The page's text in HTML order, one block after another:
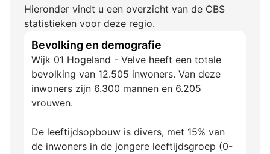
Hieronder vindt u een overzicht van de CBS
statistieken voor deze regio.
Bevolking en demografie
Wijk 01 Hogeland - Velve heeft een totale
bevolking van 12.505 inwoners. Van deze
inwoners zijn 6.300 mannen en 6.205
vrouwen.
De leeftijdsopbouw is divers, met 15% van
de inwoners in de jongere leeftijdsgroep (0-